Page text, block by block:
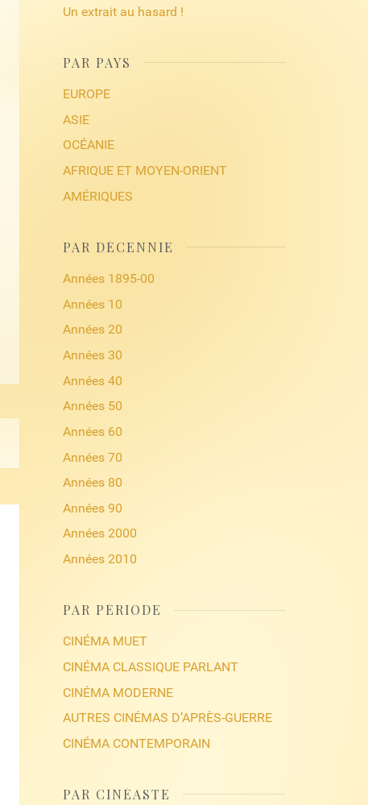
Un extrait au hasard !
PAR PAYS
EUROPE
ASIE
OCÉANIE
AFRIQUE ET MOYEN-ORIENT
AMÉRIQUES
PAR DÉCENNIE
Années 1895-00
Années 10
Années 20
Années 30
Années 40
Années 50
Années 60
Années 70
Années 80
Années 90
Années 2000
Années 2010
PAR PÉRIODE
CINÉMA MUET
CINÉMA CLASSIQUE PARLANT
CINÉMA MODERNE
AUTRES CINÉMAS D’APRÈS-GUERRE
CINÉMA CONTEMPORAIN
PAR CINÉASTE